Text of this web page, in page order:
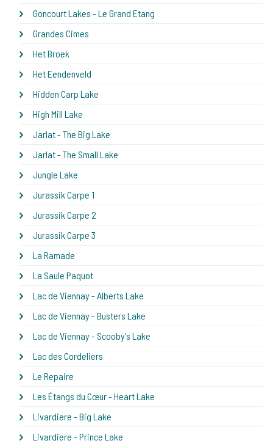
Goncourt Lakes - Le Grand Etang
Grandes Cimes
Het Broek
Het Eendenveld
Hidden Carp Lake
High Mill Lake
Jarlat - The Big Lake
Jarlat - The Small Lake
Jungle Lake
Jurassik Carpe 1
Jurassik Carpe 2
Jurassik Carpe 3
La Ramade
La Saule Paquot
Lac de Viennay - Alberts Lake
Lac de Viennay - Busters Lake
Lac de Viennay - Scooby's Lake
Lac des Cordeliers
Le Repaire
Les Étangs du Cœur - Heart Lake
Livardiere - Big Lake
Livardiere - Prince Lake